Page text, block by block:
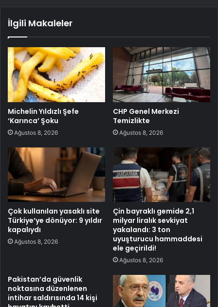
İlgili Makaleler
Michelin Yıldızlı Şefe
‘Karınca’ Şoku
Ağustos 8, 2026
CHP Genel Merkezi
Temizlikte
Ağustos 8, 2026
Çok kullanılan yasaklı site
Türkiye’ye dönüyor: 9 yıldır
kapalıydı
Ağustos 8, 2026
Çin bayraklı gemide 2,1
milyar liralık sevkiyat
yakalandı: 3 ton
uyuşturucu hammaddesi
ele geçirildi!
Ağustos 8, 2026
Pakistan’da güvenlik
noktasına düzenlenen
intihar saldırısında 14 kişi